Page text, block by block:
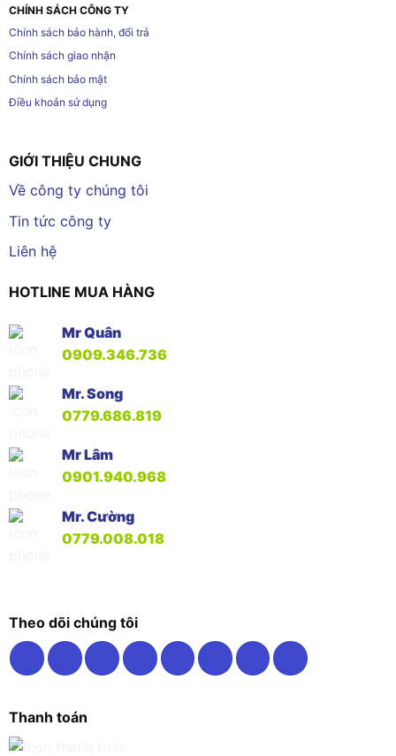
CHÍNH SÁCH CÔNG TY
Chính sách bảo hành, đổi trả
Chính sách giao nhận
Chính sách bảo mật
Điều khoản sử dụng
GIỚI THIỆU CHUNG
Về công ty chúng tôi
Tin tức công ty
Liên hệ
HOTLINE MUA HÀNG
Mr Quân
0909.346.736
Mr. Song
0779.686.819
Mr Lâm
0901.940.968
Mr. Cường
0779.008.018
Theo dõi chúng tôi
Thanh toán